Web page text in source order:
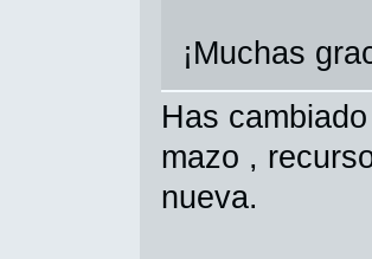
¡Muchas
Has
mazo ,
nueva.